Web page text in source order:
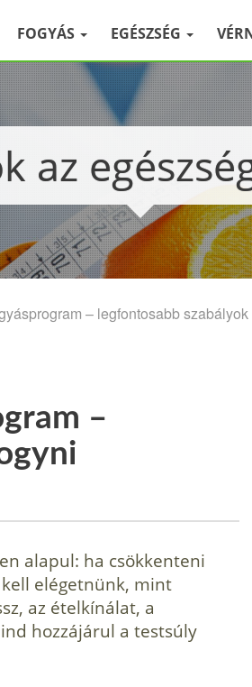
FOGYÁS EGÉSZSÉG
az
– legfontosabb
–
alapul: ha csökkenteni
elégetnünk, mint
az ételkínálat, a
hozzájárul a testsúly